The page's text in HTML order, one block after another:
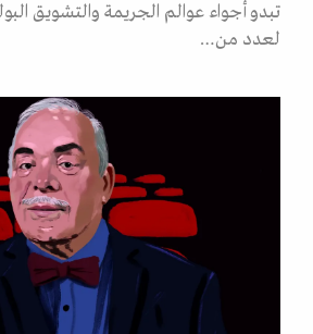
تبدو أجواء عوالم الجريمة والتشويق
لعدد من…